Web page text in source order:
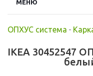
МЕНЮ
ОПХУС система -
IKEA 30452547